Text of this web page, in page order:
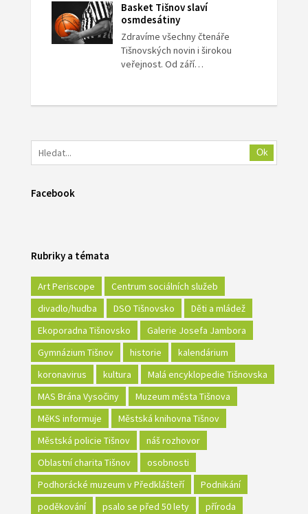
Basket Tišnov slaví
osmdesátiny
Zdravíme všechny čtenáře
Tišnovských novin i širokou
veřejnost. Od září…
Ok
Facebook
Rubriky a témata
Art Periscope
Centrum sociálních služeb
divadlo/hudba
DSO Tišnovsko
Děti a mládež
Ekoporadna Tišnovsko
Galerie Josefa Jambora
Gymnázium Tišnov
historie
kalendárium
koronavirus
kultura
Malá encyklopedie Tišnovska
MAS Brána Vysočiny
Muzeum města Tišnova
MěKS informuje
Městská knihovna Tišnov
Městská policie Tišnov
náš rozhovor
Oblastní charita Tišnov
osobnosti
Podhorácké muzeum v Předklášteří
Podnikání
poděkování
psalo se před 50 lety
příroda